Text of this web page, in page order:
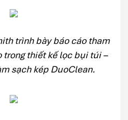
trình bày báo cáo tham
trong thiết kế lọc bụi túi –
sạch kép DuoClean.